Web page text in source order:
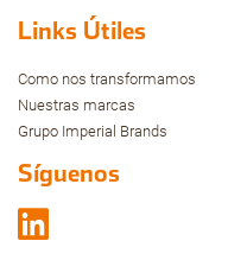
Links Útiles
Como nos transformamos
Nuestras marcas
Grupo Imperial Brands
Síguenos